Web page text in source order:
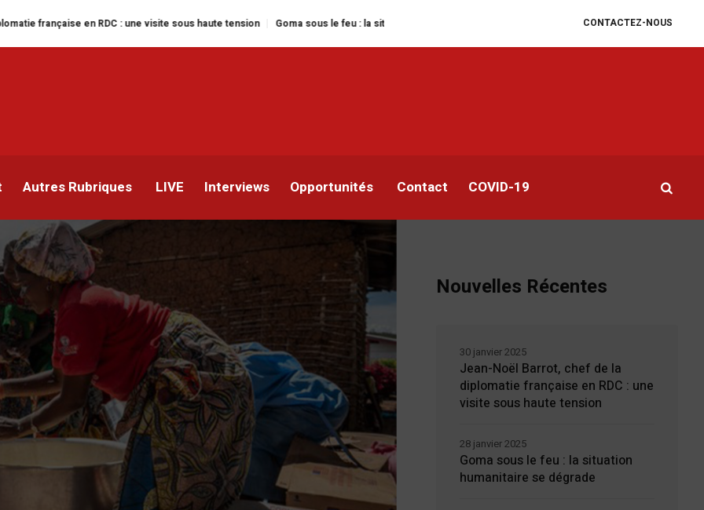
CONTACTEZ-NOUS
en RDC : une visite sous haute tension Goma sous le feu : la situation humanitaire se dégrade William Ruto convoque un sommet extraordinaire
Autres Rubriques LIVE Interviews Opportunités Contact COVID-19
en faveur des déplacés
Nouvelles Récentes
Jean-Noël Barrot, chef de la
diplomatie française en RDC : une
visite sous haute tension
30 janvier 2025
Goma sous le feu : la situation
humanitaire se dégrade
28 janvier 2025